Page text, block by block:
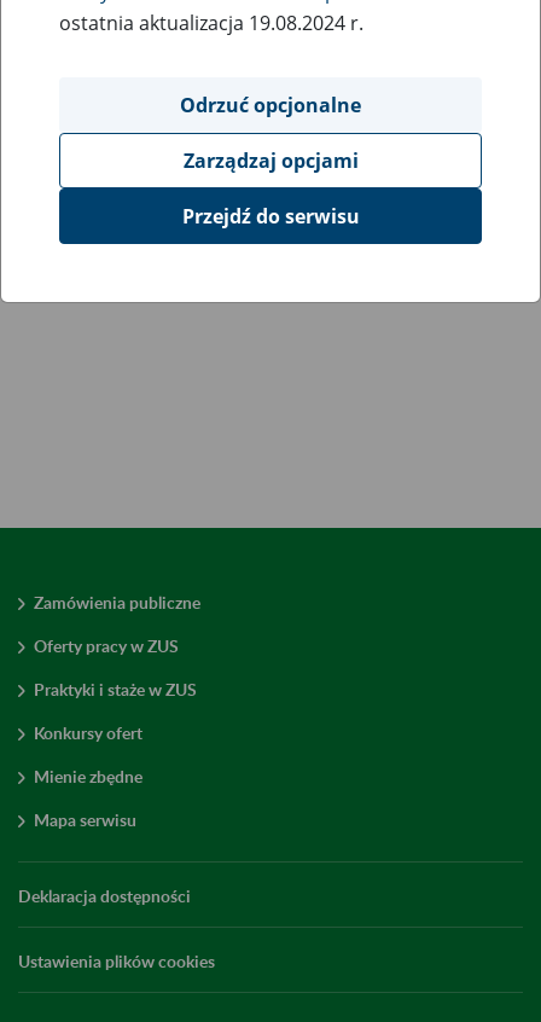
Zamówienia publiczne
Oferty pracy w ZUS
Praktyki i staże w ZUS
Konkursy ofert
Mienie zbędne
Mapa serwisu
Deklaracja dostępności
Ustawienia plików cookies
ostatnia aktualizacja 19.08.2024 r.
Odrzuć opcjonalne
Zarządzaj opcjami
Przejdź do serwisu